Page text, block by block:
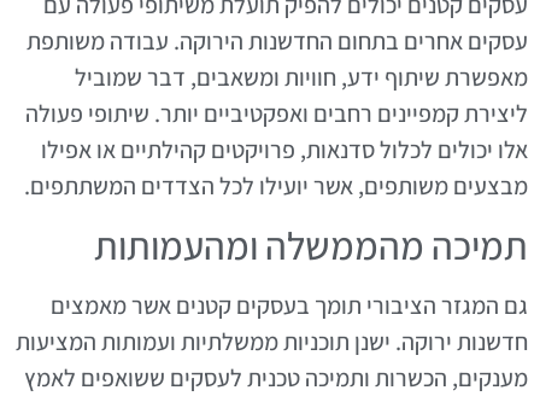
עסקים אחרים בתחום החדשנות הירוקה. עבודה משותפת
מאפשרת שיתוף ידע, חוויות ומשאבים, דבר שמוביל
ליצירת קמפיינים רחבים ואפקטיביים יותר. שיתופי פעולה
אלו יכולים לכלול סדנאות, פרויקטים קהילתיים או אפילו
מבצעים משותפים, אשר יועילו לכל הצדדים המשתתפים.
תמיכה מהממשלה ומהעמותות
גם המגזר הציבורי תומך בעסקים קטנים אשר מאמצים
חדשנות ירוקה. ישנן תוכניות ממשלתיות ועמותות המציעות
מענקים, הכשרות ותמיכה טכנית לעסקים ששואפים לאמץ